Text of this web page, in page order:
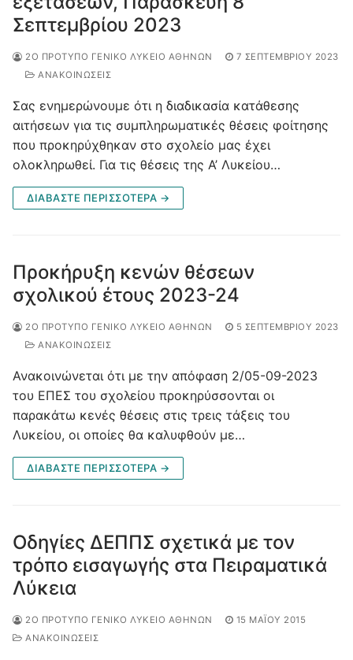
Σεπτεμβρίου 2023
2Ο ΠΡΌΤΥΠΟ ΓΕΝΙΚΌ ΛΎΚΕΙΟ ΑΘΗΝΏΝ
7 ΣΕΠΤΕΜΒΡΊΟΥ 2023
ΑΝΑΚΟΙΝΩΣΕΙΣ
Σας ενημερώνουμε ότι η διαδικασία κατάθεσης
αιτήσεων για τις συμπληρωματικές θέσεις φοίτησης
που προκηρύχθηκαν στο σχολείο μας έχει
ολοκληρωθεί. Για τις θέσεις της Α’ Λυκείου…
ΔΙΑΒΆΣΤΕ ΠΕΡΙΣΣΌΤΕΡΑ →
Προκήρυξη κενών θέσεων
σχολικού έτους 2023-24
2Ο ΠΡΌΤΥΠΟ ΓΕΝΙΚΌ ΛΎΚΕΙΟ ΑΘΗΝΏΝ
5 ΣΕΠΤΕΜΒΡΊΟΥ 2023
ΑΝΑΚΟΙΝΩΣΕΙΣ
Ανακοινώνεται ότι με την απόφαση 2/05-09-2023
του ΕΠΕΣ του σχολείου προκηρύσσονται οι
παρακάτω κενές θέσεις στις τρεις τάξεις του
Λυκείου, οι οποίες θα καλυφθούν με…
ΔΙΑΒΆΣΤΕ ΠΕΡΙΣΣΌΤΕΡΑ →
Οδηγίες ΔΕΠΠΣ σχετικά με τον
τρόπο εισαγωγής στα Πειραματικά
Λύκεια
2Ο ΠΡΌΤΥΠΟ ΓΕΝΙΚΌ ΛΎΚΕΙΟ ΑΘΗΝΏΝ
15 ΜΑΪ́ΟΥ 2015
ΑΝΑΚΟΙΝΩΣΕΙΣ